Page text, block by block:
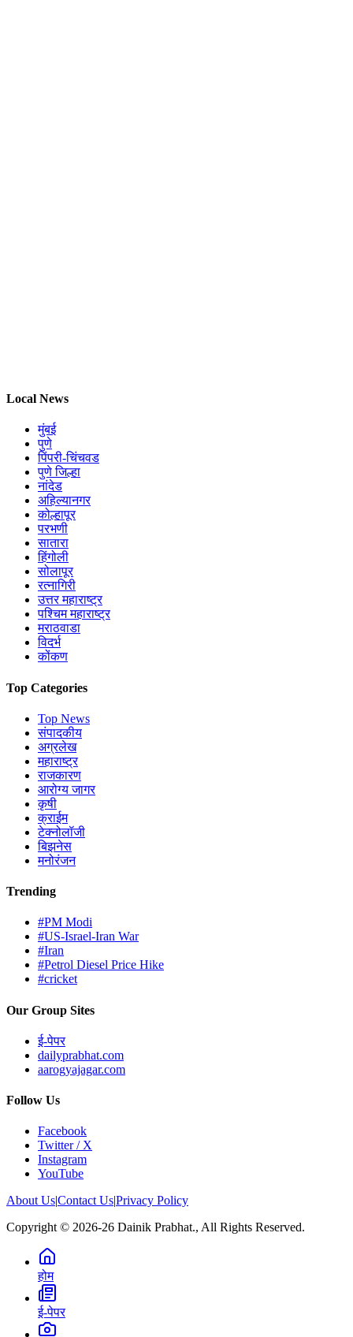
Local News
मुंबई
पुणे
पिंपरी-चिंचवड
पुणे जिल्हा
नांदेड
अहिल्यानगर
कोल्हापूर
परभणी
सातारा
हिंगोली
सोलापूर
रत्नागिरी
उत्तर महाराष्ट्र
पश्चिम महाराष्ट्र
मराठवाडा
विदर्भ
कोंकण
Top Categories
Top News
संपादकीय
अग्रलेख
महाराष्ट्र
राजकारण
आरोग्य जागर
कृषी
क्राईम
टेक्नोलॉजी
बिझनेस
मनोरंजन
Trending
#PM Modi
#US-Israel-Iran War
#Iran
#Petrol Diesel Price Hike
#cricket
Our Group Sites
ई-पेपर
dailyprabhat.com
aarogyajagar.com
Follow Us
Facebook
Twitter / X
Instagram
YouTube
About UsContact UsPrivacy Policy
Copyright © 2026-26 Dainik Prabhat., All Rights Reserved.
होम
ई-पेपर